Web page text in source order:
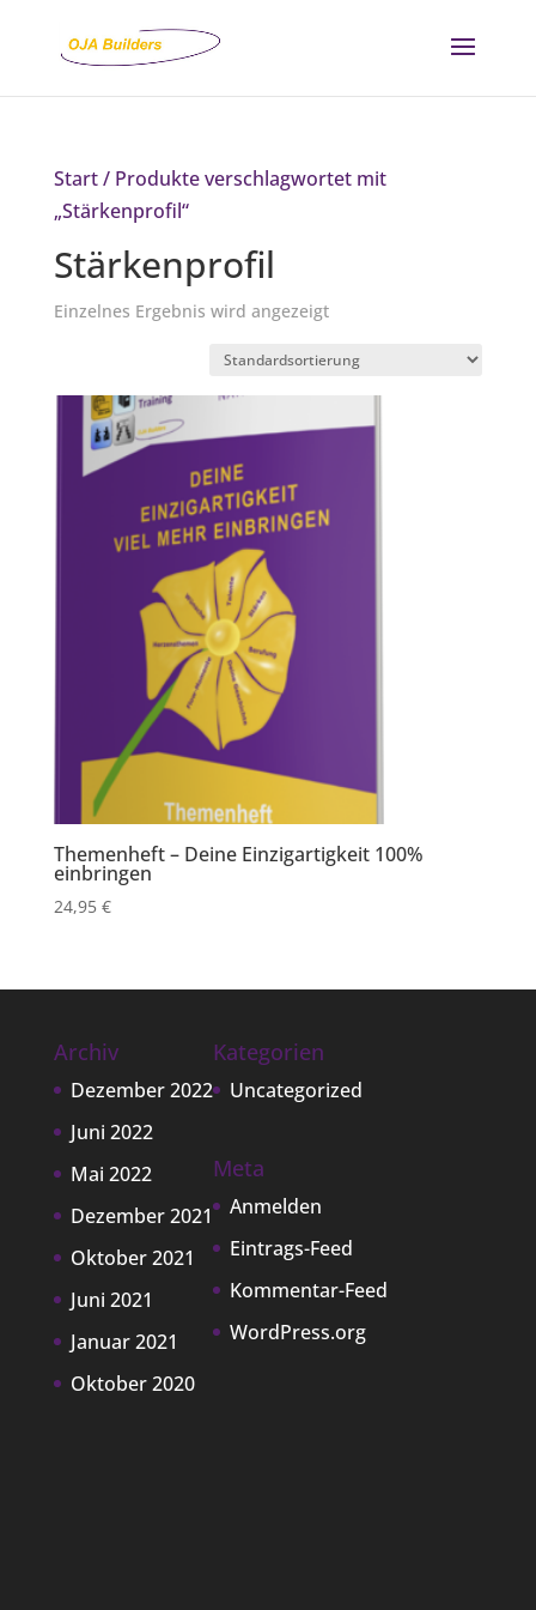
Start/ Produkte verschlagwortet mit
„Stärkenprofil“
Stärkenprofil
Einzelnes Ergebnis wird angezeigt
Themenheft – Deine Einzigartigkeit 100%
einbringen
24,95 €
Archiv
Dezember 2022
Juni 2022
Mai 2022
Dezember 2021
Oktober 2021
Juni 2021
Januar 2021
Oktober 2020
Kategorien
Uncategorized
Meta
Anmelden
Eintrags-Feed
Kommentar-Feed
WordPress.org